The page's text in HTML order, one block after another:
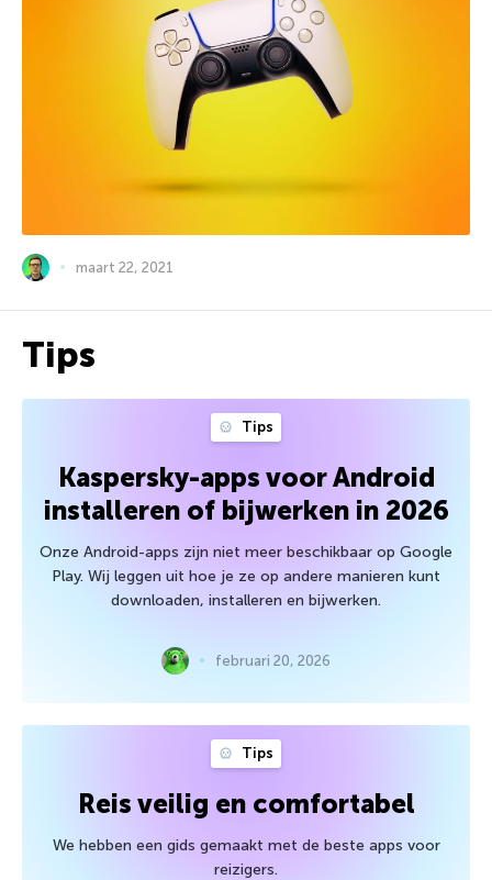
maart 22, 2021
Tips
Tips
Kaspersky-apps voor Android
installeren of bijwerken in 2026
Onze Android-apps zijn niet meer beschikbaar op Google
Play. Wij leggen uit hoe je ze op andere manieren kunt
downloaden, installeren en bijwerken.
februari 20, 2026
Tips
Reis veilig en comfortabel
We hebben een gids gemaakt met de beste apps voor
reizigers.